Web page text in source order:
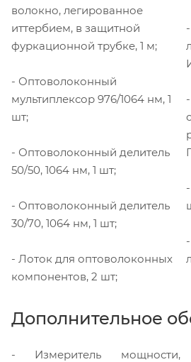
волокно, легированное
иттербием, в защитной
фуркационной трубке, 1 м;
- Оптоволоконный
мультиплексор 976/1064 нм, 1
шт;
- Оптоволоконный делитель
50/50, 1064 нм, 1 шт;
- Оптоволоконный делитель
30/70, 1064 нм, 1 шт;
- Лоток для оптоволоконных
компонентов, 2 шт;
Дополнительное
- Измеритель